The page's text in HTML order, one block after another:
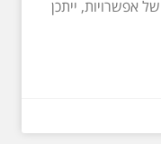
אפשרויות, ייתכן